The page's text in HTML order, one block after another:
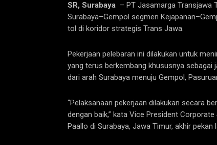
SR, Surabaya – PT Jasamarga Transjawa
Surabaya–Gempol segmen
tol di koridor strategis Trans Jawa.
Pekerjaan pelebaran ini dilakukan untuk
yang terus berkembang khususnya
dari arah Surabaya menuju Gempol,
“Pelaksanaan pekerjaan dilakukan secara
dengan baik,” kata Vice President
Paallo di Surabaya, Jawa Timur, akhir pekan